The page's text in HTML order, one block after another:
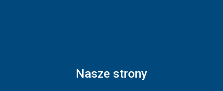
Nasze strony